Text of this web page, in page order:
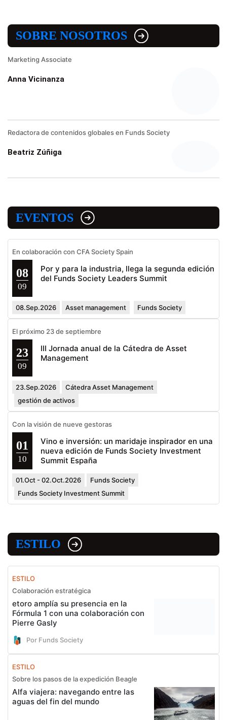
SOBRE NOSOTROS
Marketing Associate
Anna Vicinanza
Redactora de contenidos globales en Funds Society
Beatriz Zúñiga
EVENTOS
En colaboración con CFA Society Spain
08
09
Por y para la industria, llega la segunda edición
del Funds Society Leaders Summit
08.Sep.2026 Asset management Funds Society
El próximo 23 de septiembre
23
09
III Jornada anual de la Cátedra de Asset
Management
23.Sep.2026
Cátedra Asset Management
gestión de activos
Con la visión de nueve gestoras
01
10
Vino e inversión: un maridaje inspirador en una
nueva edición de Funds Society Investment
Summit España
01.Oct - 02.Oct.2026
Funds Society
Funds Society Investment Summit
ESTILO
ESTILO
Colaboración estratégica
etoro amplía su presencia en la
Fórmula 1 con una colaboración con
Pierre Gasly
Por Funds Society
ESTILO
Sobre los pasos de la expedición Beagle
Alfa viajera: navegando entre las
aguas del fin del mundo